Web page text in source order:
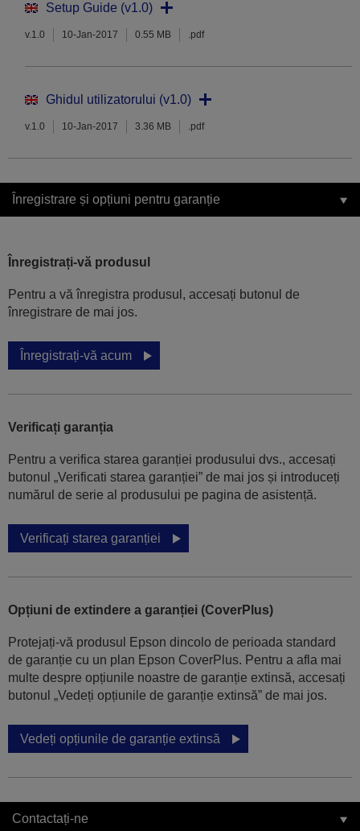
Setup Guide (v1.0)
v.1.0 10-Jan-2017 0.55 MB .pdf
Ghidul utilizatorului (v1.0)
v.1.0 10-Jan-2017 3.36 MB .pdf
Înregistrare și opțiuni pentru garanție
Înregistrați-vă produsul
Pentru a vă înregistra produsul, accesați butonul de
înregistrare de mai jos.
Înregistrați-vă acum
Verificați garanția
Pentru a verifica starea garanției produsului dvs., accesați
butonul „Verificati starea garanției” de mai jos și introduceți
numărul de serie al produsului pe pagina de asistență.
Verificați starea garanției
Opțiuni de extindere a garanției (CoverPlus)
Protejați-vă produsul Epson dincolo de perioada standard
de garanție cu un plan Epson CoverPlus. Pentru a afla mai
multe despre opțiunile noastre de garanție extinsă, accesați
butonul „Vedeți opțiunile de garanție extinsă” de mai jos.
Vedeți opțiunile de garanție extinsă
Contactați-ne